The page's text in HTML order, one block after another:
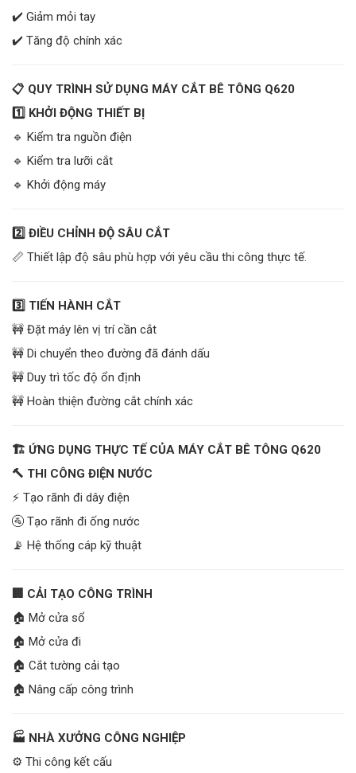
✔️ Giảm mỏi tay
✔️ Tăng độ chính xác
📋 QUY TRÌNH SỬ DỤNG MÁY CẮT BÊ TÔNG Q620
1️ ⃣ KHỞI ĐỘNG THIẾT BỊ
🔹 Kiểm tra nguồn điện
🔹 Kiểm tra lưỡi cắt
🔹 Khởi động máy
2️ ⃣ ĐIỀU CHỈNH ĐỘ SÂU CẮT
📏 Thiết lập độ sâu phù hợp với yêu cầu thi công thực tế.
3️ ⃣ TIẾN HÀNH CẮT
🚧 Đặt máy lên vị trí cần cắt
🚧 Di chuyển theo đường đã đánh dấu
🚧 Duy trì tốc độ ổn định
🚧 Hoàn thiện đường cắt chính xác
🏗️ ỨNG DỤNG THỰC TẾ CỦA MÁY CẮT BÊ TÔNG Q620
🔨 THI CÔNG ĐIỆN NƯỚC
⚡ Tạo rãnh đi dây điện
🚰 Tạo rãnh đi ống nước
📡 Hệ thống cáp kỹ thuật
🏢 CẢI TẠO CÔNG TRÌNH
🏠 Mở cửa sổ
🏠 Mở cửa đi
🏠 Cắt tường cải tạo
🏠 Nâng cấp công trình
🏭 NHÀ XƯỞNG CÔNG NGHIỆP
⚙️ Thi công kết cấu